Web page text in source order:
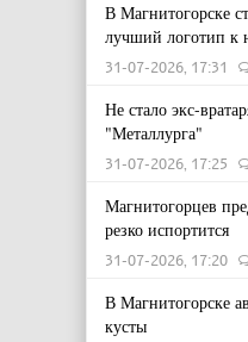
В Магнитогорске
лучший логотип к
31-07-2026, 17:31
Не стало экс-
"Металлурга"
31-07-2026, 17:25
Магнитогорцев
резко испортится
31-07-2026, 17:20
В Магнитогорске
кусты